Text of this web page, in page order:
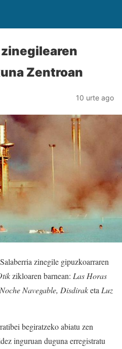
Zentroan
10 urte ago
zinegile gipuzkoarraren
zikloaren barnean: Las Horas
Navegable, DisdiraketaLuz
begiratzeko abiatu zen
inguruan duguna erregistratu